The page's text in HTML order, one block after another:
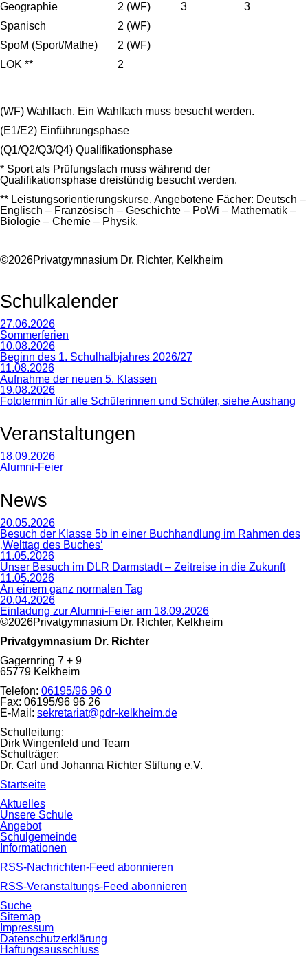
Geographie
2 (WF) 3
3
Spanisch
2 (WF)
SpoM (Sport/Mathe)
2 (WF)
LOK **
2
(WF) Wahlfach. Ein Wahlfach muss besucht werden.
(E1/E2) Einführungsphase
(Q1/Q2/Q3/Q4) Qualifikationsphase
* Sport als Prüfungsfach muss während der
Qualifikationsphase dreistündig besucht werden.
** Leistungsorientierungskurse. Angebotene Fächer: Deutsch –
Englisch – Französisch – Geschichte – PoWi – Mathematik –
Biologie – Chemie – Physik.
©2026Privatgymnasium Dr. Richter, Kelkheim
Schulkalender
27.06.2026
Sommerferien
10.08.2026
Beginn des 1. Schulhalbjahres 2026/27
11.08.2026
Aufnahme der neuen 5. Klassen
19.08.2026
Fototermin für alle Schülerinnen und Schüler, siehe Aushang
Veranstaltungen
18.09.2026
Alumni-Feier
News
20.05.2026
Besuch der Klasse 5b in einer Buchhandlung im Rahmen des
‚Welttag des Buches‘
11.05.2026
Unser Besuch im DLR Darmstadt – Zeitreise in die Zukunft
11.05.2026
An einem ganz normalen Tag
20.04.2026
Einladung zur Alumni-Feier am 18.09.2026
©2026Privatgymnasium Dr. Richter, Kelkheim
Privatgymnasium Dr. Richter
Gagernring 7 + 9
65779 Kelkheim
Telefon: 06195/96 96 0
Fax: 06195/96 96 26
E-Mail: sekretariat@pdr-kelkheim.de
Schulleitung:
Dirk Wingenfeld und Team
Schulträger:
Dr. Carl und Johanna Richter Stiftung e.V.
Navigation
Startseite
Navigation
überspringen
Aktuelles
Unsere Schule
Angebot
Schulgemeinde
Informationen
RSS-Nachrichten-Feed abonnieren
RSS-Veranstaltungs-Feed abonnieren
Navigation
überspringen
Suche
Sitemap
Impressum
Datenschutzerklärung
Haftungsausschluss